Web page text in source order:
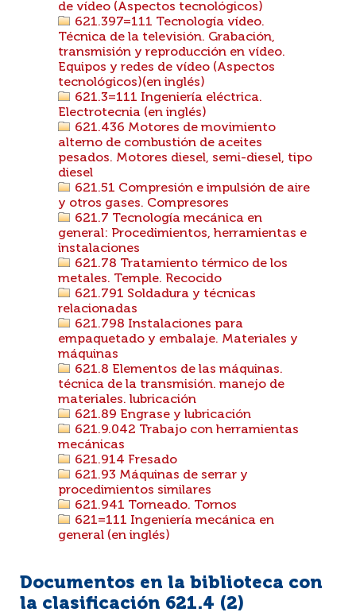
de vídeo (Aspectos tecnológicos)
621.397=111 Tecnología vídeo.
Técnica de la televisión. Grabación,
transmisión y reproducción en vídeo.
Equipos y redes de vídeo (Aspectos
tecnológicos)(en inglés)
621.3=111 Ingeniería eléctrica.
Electrotecnia (en inglés)
621.436 Motores de movimiento
alterno de combustión de aceites
pesados. Motores diesel, semi-diesel, tipo
diesel
621.51 Compresión e impulsión de aire
y otros gases. Compresores
621.7 Tecnología mecánica en
general: Procedimientos, herramientas e
instalaciones
621.78 Tratamiento térmico de los
metales. Temple. Recocido
621.791 Soldadura y técnicas
relacionadas
621.798 Instalaciones para
empaquetado y embalaje. Materiales y
máquinas
621.8 Elementos de las máquinas.
técnica de la transmisión. manejo de
materiales. lubricación
621.89 Engrase y lubricación
621.9.042 Trabajo con herramientas
mecánicas
621.914 Fresado
621.93 Máquinas de serrar y
procedimientos similares
621.941 Torneado. Tornos
621=111 Ingeniería mecánica en
general (en inglés)
Documentos en la biblioteca con
la clasificación 621.4 (2)